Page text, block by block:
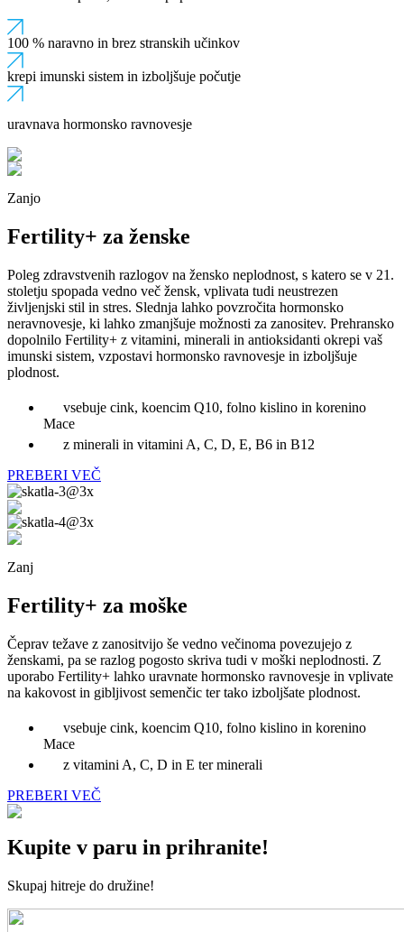
100 % naravno in brez stranskih učinkov​
krepi imunski sistem in izboljšuje počutje​
uravnava hormonsko ravnovesje​
Zanjo
Fertility+ za ženske
Poleg zdravstvenih razlogov na žensko neplodnost, s katero se v 21.
stoletju spopada vedno več žensk, vplivata tudi neustrezen
življenjski stil in stres. Slednja lahko povzročita hormonsko
neravnovesje, ki lahko zmanjšuje možnosti za zanositev. Prehransko
dopolnilo Fertility+ z vitamini, minerali in antioksidanti okrepi vaš
imunski sistem, vzpostavi hormonsko ravnovesje in izboljšuje
plodnost.
vsebuje cink, koencim Q10, folno kislino in korenino
Mace
z minerali in vitamini A, C, D, E, B6 in B12
PREBERI VEČ
Zanj
Fertility+ za moške
Čeprav težave z zanositvijo še vedno večinoma povezujejo z
ženskami, pa se razlog pogosto skriva tudi v moški neplodnosti. Z
uporabo Fertility+ lahko uravnate hormonsko ravnovesje in vplivate
na kakovost in gibljivost semenčic ter tako izboljšate plodnost.
vsebuje cink, koencim Q10, folno kislino in korenino
Mace
z vitamini A, C, D in E ter minerali
PREBERI VEČ
Kupite v paru in prihranite!
Skupaj hitreje do družine!